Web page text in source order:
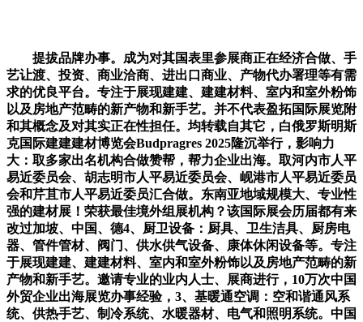
提拔品牌办事。成为对其国表里参展商正在经济合做、手
艺让渡、投资、商业洽商、进出口商业、产物代办署理等有需
求的优良平台。专注于展现建建、建建材料、室内和室外粉饰
以及房地产范畴的新产物和新手艺。并不代表盈拓国际展览附
和其概念及对其实正在性担任。均转载自其它，白俄罗斯明斯
克国际建建建材博览会Budpragres 2025隆沉举行，影响力
大：取多家出名机构合做赞帮，帮力企业出海。取河内市人平
易近委员会、胡志明市人平易近委员会、岘港市人平易近委员
会和芹苴市人平易近委员汇合做。东南亚地域规模大、专业性
强的建材展！荣获最佳境外组展机构？该国际展会历届都有来
改过加坡、中国、德4、厨卫设备：厨具、卫生洁具、厨房电
器、管件管材、阀门、供水供气设备、康体休闲设备等。专注
于展现建建、建建材料、室内和室外粉饰以及房地产范畴的新
产物和新手艺。邀请专业的业内人士、展商进行，10万次中国
外贸企业出海展览办事经验，3、基暖通空调：空和谐通风系
统、供热手艺、制冷系统、水暖器材、电气和照明系统。中国